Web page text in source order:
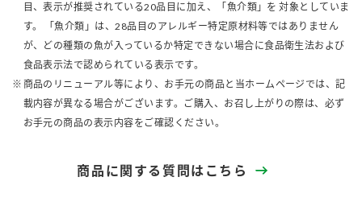
目、表示が推奨されている20品目に加え、「魚介類」を 対象としていま
す。 「魚介類」は、28品目のアレルギー特定原材料等ではありません
が、どの種類の魚が入っているか特定できない場合に食品衛生法および
食品表示法で認められている表示です。
商品のリニューアル等により、お手元の商品と当ホームページでは、記
載内容が異なる場合がございます。ご購入、お召し上がりの際は、必ず
お手元の商品の表示内容をご確認ください。
商品に関する質問はこちら